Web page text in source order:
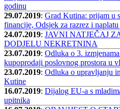
godinu
29.07.2019: Grad Kutina: prijam u
financije, Odsjek za razrez i
24.07.2019: JAVNI NATJEČAJ
DODJELU NEKRETNINA
23.07.2019: Odluka o 3.
kupoprodaji poslovnog prostora u
23.07.2019: Odluka o upravljanju
Kutine
16.07.2019: Dijalog EU-a s
upitnika